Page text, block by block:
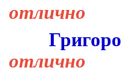
отлично
отлично